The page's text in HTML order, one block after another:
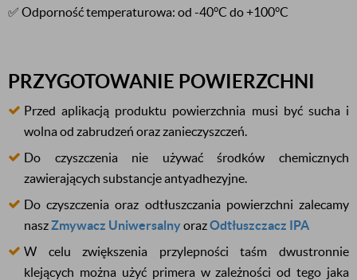
✅ Odporność temperaturowa: od -40°C do +100°C
PRZYGOTOWANIE POWIERZCHNI
Przed aplikacją produktu powierzchnia musi być sucha i
wolna od zabrudzeń oraz zanieczyszczeń.
Do czyszczenia nie używać środków chemicznych
zawierających substancje antyadhezyjne.
Do czyszczenia oraz odtłuszczania powierzchni zalecamy
naszZmywacz UniwersalnyorazOdtłuszczacz IPA
W celu zwiększenia przylepności taśm dwustronnie
klejących można użyć primera w zależności od tego jaka